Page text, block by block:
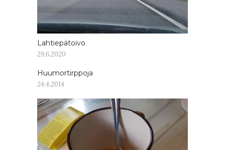
Lahtiepätoivo
29.6.2020
Huumortirppoja
24.4.2014